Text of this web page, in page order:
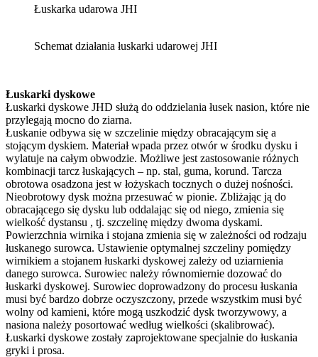
Łuskarka udarowa JHI
Schemat działania łuskarki udarowej JHI
Łuskarki dyskowe
Łuskarki dyskowe JHD służą do oddzielania łusek nasion, które nie
przylegają mocno do ziarna.
Łuskanie odbywa się w szczelinie między obracającym się a
stojącym dyskiem. Materiał wpada przez otwór w środku dysku i
wylatuje na całym obwodzie. Możliwe jest zastosowanie różnych
kombinacji tarcz łuskających – np. stal, guma, korund. Tarcza
obrotowa osadzona jest w łożyskach tocznych o dużej nośności.
Nieobrotowy dysk można przesuwać w pionie. Zbliżając ją do
obracającego się dysku lub oddalając się od niego, zmienia się
wielkość dystansu , tj. szczelinę między dwoma dyskami.
Powierzchnia wirnika i stojana zmienia się w zależności od rodzaju
łuskanego surowca. Ustawienie optymalnej szczeliny pomiędzy
wirnikiem a stojanem łuskarki dyskowej zależy od uziarnienia
danego surowca. Surowiec należy równomiernie dozować do
łuskarki dyskowej. Surowiec doprowadzony do procesu łuskania
musi być bardzo dobrze oczyszczony, przede wszystkim musi być
wolny od kamieni, które mogą uszkodzić dysk tworzywowy, a
nasiona należy posortować według wielkości (skalibrować).
Łuskarki dyskowe zostały zaprojektowane specjalnie do łuskania
gryki i prosa.